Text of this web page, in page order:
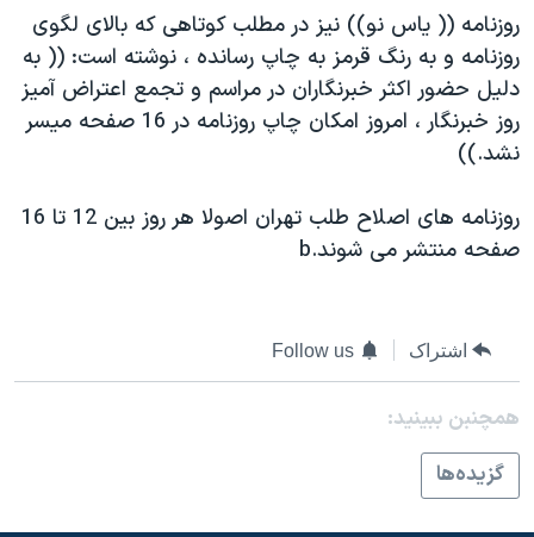
نرگس محمدی برنده جایزه نوبل صلح
همایش محافظه‌کاران آمریکا «سی‌پک»
صفحه‌های ویژه
روزنامه (( ياس نو)) نيز در مطلب كوتاهی كه بالای لگوی
روزنامه و به رنگ قرمز به چاپ رسانده ، نوشته است: (( به
دليل حضور اكثر خبرنگاران در مراسم و تجمع اعتراض آميز
روز خبرنگار ، امروز امكان چاپ روزنامه در 16 صفحه ميسر
نشد.))
روزنامه های اصلاح طلب تهران اصولا هر روز بين 12 تا 16
صفحه منتشر می شوند.b
اشتراک Follow us
همچنبن ببینید:
گزيده‌ها